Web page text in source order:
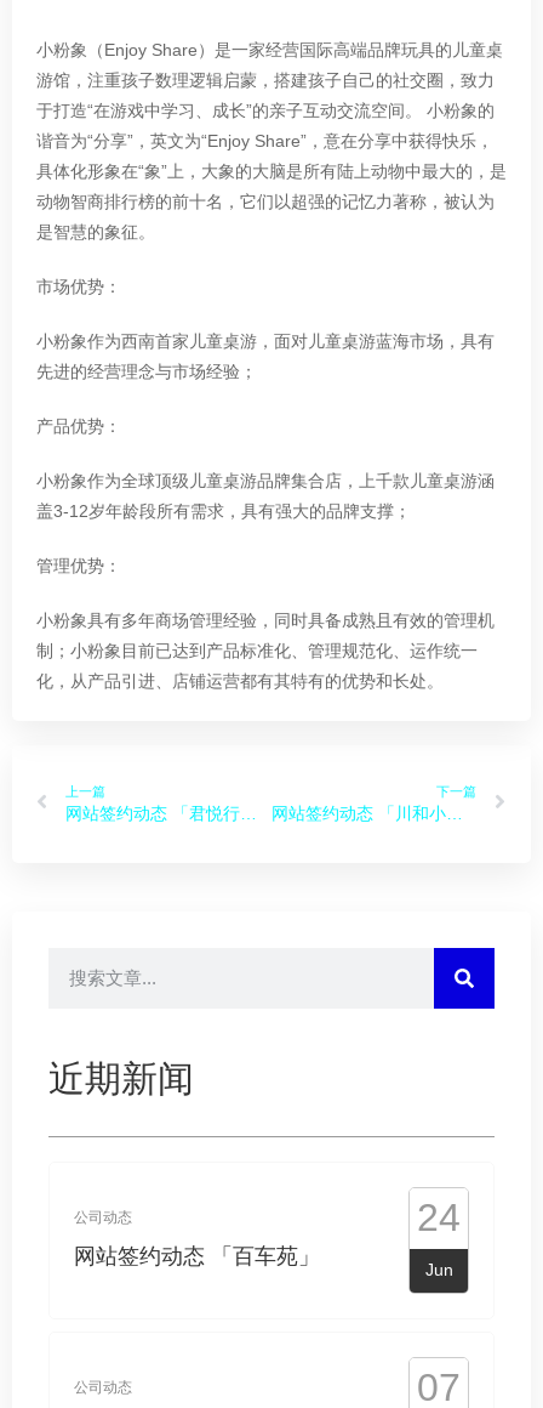
小粉象（Enjoy Share）是一家经营国际高端品牌玩具的儿童桌
游馆，注重孩子数理逻辑启蒙，搭建孩子自己的社交圈，致力
于打造“在游戏中学习、成长”的亲子互动交流空间。 小粉象的
谐音为“分享”，英文为“Enjoy Share”，意在分享中获得快乐，
具体化形象在“象”上，大象的大脑是所有陆上动物中最大的，是
动物智商排行榜的前十名，它们以超强的记忆力著称，被认为
是智慧的象征。
市场优势：
小粉象作为西南首家儿童桌游，面对儿童桌游蓝海市场，具有
先进的经营理念与市场经验；
产品优势：
小粉象作为全球顶级儿童桌游品牌集合店，上千款儿童桌游涵
盖3-12岁年龄段所有需求，具有强大的品牌支撑；
管理优势：
小粉象具有多年商场管理经验，同时具备成熟且有效的管理机
制；小粉象目前已达到产品标准化、管理规范化、运作统一
化，从产品引进、店铺运营都有其特有的优势和长处。
上一篇 下一篇
网站签约动态 「川和小吃」
近期新闻
站点Logo 在百度权益获取与使
用说明
May
常见问题
工信部短信核验 注意事项
12
公司动态
网站签约动态 「禹众科华」
重要更新，阿里云域名续费优惠
口令几乎全换
公司动态
网站签约动态 「百车苑」
24
Jun
公司动态 07